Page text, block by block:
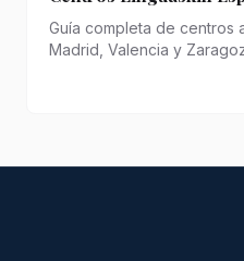
Guía completa de centros
Madrid, Valencia y